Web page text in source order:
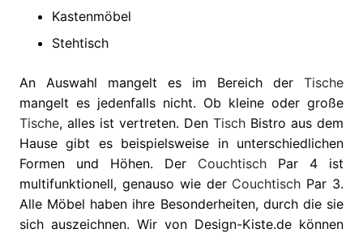
Kastenmöbel
Stehtisch
An Auswahl mangelt es im Bereich der Tische
mangelt es jedenfalls nicht. Ob kleine oder große
Tische, alles ist vertreten. Den Tisch Bistro aus dem
Hause gibt es beispielsweise in unterschiedlichen
Formen und Höhen. Der Couchtisch Par 4 ist
multifunktionell, genauso wie der Couchtisch Par 3.
Alle Möbel haben ihre Besonderheiten, durch die sie
sich auszeichnen. Wir von Design-Kiste.de können